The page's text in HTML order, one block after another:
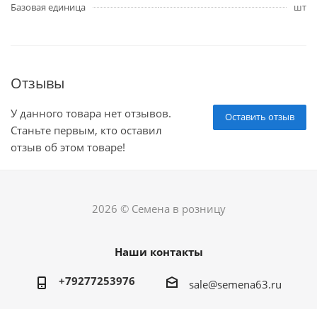
Базовая единица
шт
Отзывы
Оставить отзыв
У данного товара нет отзывов.
Станьте первым, кто оставил
отзыв об этом товаре!
2026 © Семена в розницу
Наши контакты
+79277253976 sale@semena63.ru